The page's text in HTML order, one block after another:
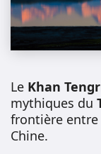
Le Khan
mythiques du
frontière entre
Chine.